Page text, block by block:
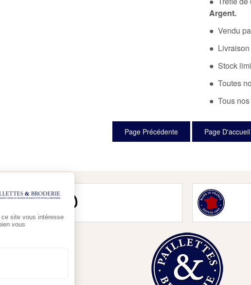
Argent.
● Vendu
● Livraison
● Stock
● Toutes
● Tous nos